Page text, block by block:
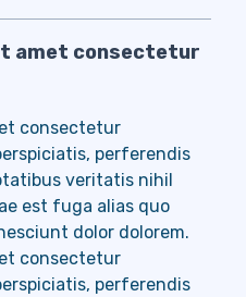
amet consectetur
consectetur
perferendis
veritatis nihil
est fuga alias quo
dolor dolorem.
consectetur
perferendis